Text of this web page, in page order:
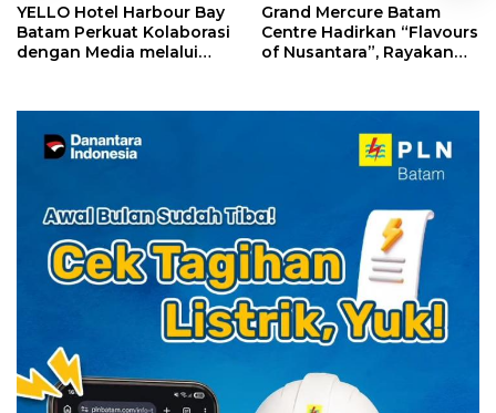
YELLO Hotel Harbour Bay
Batam Perkuat Kolaborasi
dengan Media melalui
Grand Mercure Batam
Centre Hadirkan “Flavours
of Nusantara”, Rayakan